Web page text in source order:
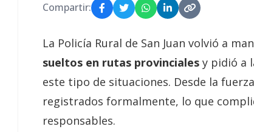
Compartir:
La Policía Rural de San Juan volvió a
sueltos en rutas provinciales y pidió a
este tipo de situaciones. Desde la
registrados formalmente, lo que
responsables.